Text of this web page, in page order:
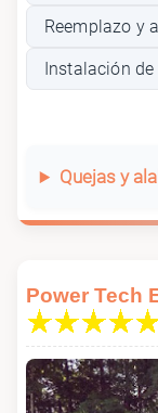
Reemplazo y
Instalación
Quejas y
Power Tech